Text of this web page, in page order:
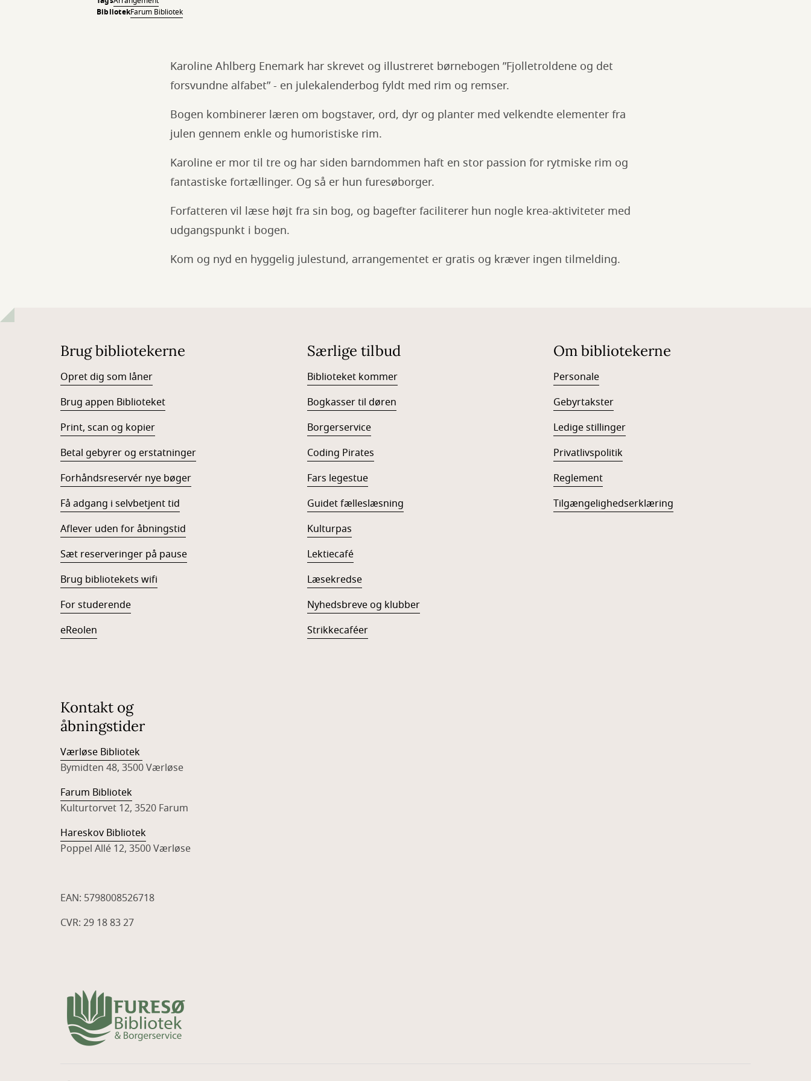
BibliotekFarum Bibliotek
Karoline Ahlberg Enemark har skrevet og illustreret børnebogen ”Fjolletroldene og det
forsvundne alfabet” - en julekalenderbog fyldt med rim og remser.
Bogen kombinerer læren om bogstaver, ord, dyr og planter med velkendte elementer fra
julen gennem enkle og humoristiske rim.
Karoline er mor til tre og har siden barndommen haft en stor passion for rytmiske rim og
fantastiske fortællinger. Og så er hun furesøborger.
Forfatteren vil læse højt fra sin bog, og bagefter faciliterer hun nogle krea-aktiviteter med
udgangspunkt i bogen.
Kom og nyd en hyggelig julestund, arrangementet er gratis og kræver ingen tilmelding.
Brug bibliotekerne
Opret dig som låner
Brug appen Biblioteket
Print, scan og kopier
Betal gebyrer og erstatninger
Forhåndsreservér nye bøger
Få adgang i selvbetjent tid
Aflever uden for åbningstid
Sæt reserveringer på pause
Brug bibliotekets wifi
For studerende
eReolen
Særlige tilbud
Biblioteket kommer
Bogkasser til døren
Borgerservice
Coding Pirates
Fars legestue
Guidet fælleslæsning
Kulturpas
Lektiecafé
Læsekredse
Nyhedsbreve og klubber
Strikkecaféer
Om bibliotekerne
Personale
Gebyrtakster
Ledige stillinger
Privatlivspolitik
Reglement
Tilgængelighedserklæring
Kontakt og
åbningstider
Værløse Bibliotek
Bymidten 48, 3500 Værløse
Farum Bibliotek
Kulturtorvet 12, 3520 Farum
Hareskov Bibliotek
Poppel Allé 12, 3500 Værløse
EAN: 5798008526718
CVR: 29 18 83 27